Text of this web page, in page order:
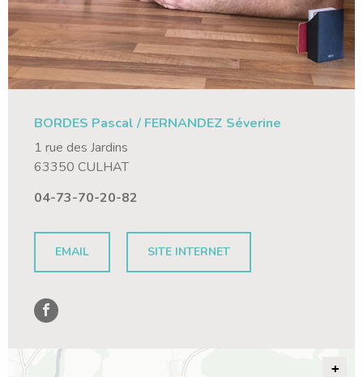
BORDES Pascal / FERNANDEZ Séverine
1 rue des Jardins
63350 CULHAT
04-73-70-20-82
EMAIL SITE INTERNET
+